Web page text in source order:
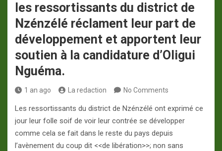
les ressortissants du district de
Nzénzélé réclament leur part de
développement et apportent leur
soutien à la candidature d’Oligui
Nguéma.
1 an ago La redaction No Comments
Les ressortissants du district de Nzénzélé ont exprimé ce
jour leur folle soif de voir leur contrée se développer
comme cela se fait dans le reste du pays depuis
l’avènement du coup dit <<de libération>>; non sans